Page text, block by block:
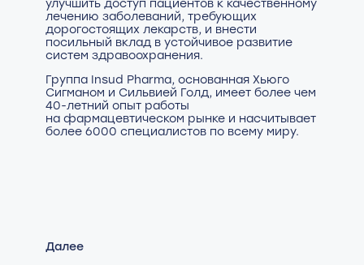
улучшить доступ пациентов к качественному
лечению заболеваний, требующих
дорогостоящих лекарств, и внести
посильный вклад в устойчивое развитие
систем здравоохранения.
Группа Insud Pharma, основанная Хьюго
Сигманом и Сильвией Голд, имеет более чем
40-летний опыт работы
на фармацевтическом рынке и насчитывает
более 6000 специалистов по всему миру.
Далее